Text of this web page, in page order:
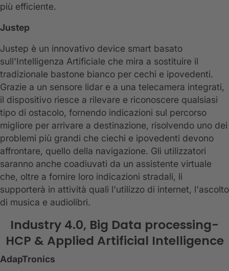
più efficiente.
Justep
Justep è un innovativo device smart basato
sull'Intelligenza Artificiale che mira a sostituire il
tradizionale bastone bianco per cechi e ipovedenti.
Grazie a un sensore lidar e a una telecamera integrati,
il dispositivo riesce a rilevare e riconoscere qualsiasi
tipo di ostacolo, fornendo indicazioni sul percorso
migliore per arrivare a destinazione, risolvendo uno dei
problemi più grandi che ciechi e ipovedenti devono
affrontare, quello della navigazione. Gli utilizzatori
saranno anche coadiuvati da un assistente virtuale
che, oltre a fornire loro indicazioni stradali, li
supporterà in attività quali l'utilizzo di internet, l'ascolto
di musica e audiolibri.
Industry 4.0, Big Data processing-
HCP & Applied Artificial Intelligence
AdapTronics